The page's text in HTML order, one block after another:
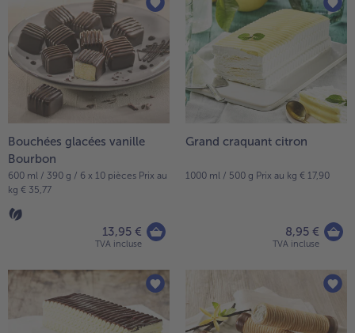
TousPlats cuisinés
Boulangerie & Pâtisserie
TousBoulangerie & Pâtisserie
Entrées, Apéritifs & Snacks
TousEntrées, Apéritifs & Snacks
Produits non surgelés
TousProduits non surgelés
100% Végétarien
articles
sur
liste.
Bouchées glacées vanille
Bourbon
600 ml / 390 g / 6 x 10 pièces Prix au
kg € 35,77
13,95 €
TVA incluse
Grand craquant citron
1000 ml / 500 g Prix au kg € 17,90
8,95 €
TVA incluse